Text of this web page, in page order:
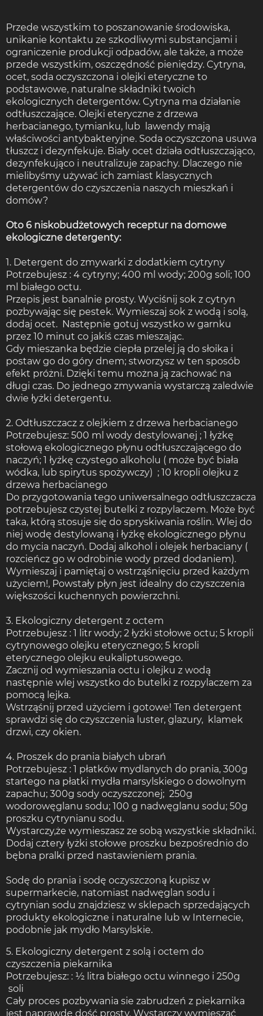
Przede wszystkim to poszanowanie środowiska,
unikanie kontaktu ze szkodliwymi substancjami i
ograniczenie produkcji odpadów, ale także, a może
przede wszystkim, oszczędność pieniędzy. Cytryna,
ocet, soda oczyszczona i olejki eteryczne to
podstawowe, naturalne składniki twoich
ekologicznych detergentów. Cytryna ma działanie
odtłuszczające. Olejki eteryczne z drzewa
herbacianego, tymianku, lub lawendy mają
właściwości antybakteryjne. Soda oczyszczona usuwa
tłuszcz i dezynfekuje. Biały ocet działa odtłuszczająco,
dezynfekująco i neutralizuje zapachy. Dlaczego nie
mielibyśmy używać ich zamiast klasycznych
detergentów do czyszczenia naszych mieszkań i
domów?
Oto 6 niskobudżetowych receptur na domowe
ekologiczne detergenty:
1. Detergent do zmywarki z dodatkiem cytryny
Potrzebujesz : 4 cytryny; 400 ml wody; 200g soli; 100
ml białego octu.
Przepis jest banalnie prosty. Wyciśnij sok z cytryn
pozbywając się pestek. Wymieszaj sok z wodą i solą,
dodaj ocet. Następnie gotuj wszystko w garnku
przez 10 minut co jakiś czas mieszając.
Gdy mieszanka będzie ciepła przelej ją do słoika i
postaw go do góry dnem; stworzysz w ten sposób
efekt próżni. Dzięki temu można ją zachować na
długi czas. Do jednego zmywania wystarczą zaledwie
dwie łyżki detergentu.
2. Odtłuszczacz z olejkiem z drzewa herbacianego
Potrzebujesz: 500 ml wody destylowanej ; 1 łyżkę
stołową ekologicznego płynu odtłuszczającego do
naczyń; 1 łyżkę czystego alkoholu ( może być biała
wódka, lub spirytus spożywczy) ; 10 kropli olejku z
drzewa herbacianego
Do przygotowania tego uniwersalnego odtłuszczacza
potrzebujesz czystej butelki z rozpylaczem. Może być
taka, którą stosuje się do spryskiwania roślin. Wlej do
niej wodę destylowaną i łyżkę ekologicznego płynu
do mycia naczyń. Dodaj alkohol i olejek herbaciany (
rozcieńcz go w odrobinie wody przed dodaniem).
Wymieszaj i pamiętaj o wstrząśnięciu przed każdym
użyciem!, Powstały płyn jest idealny do czyszczenia
większości kuchennych powierzchni.
3. Ekologiczny detergent z octem
Potrzebujesz : 1 litr wody; 2 łyżki stołowe octu; 5 kropli
cytrynowego olejku eterycznego; 5 kropli
eterycznego olejku eukaliptusowego.
Zacznij od wymieszania octu i olejku z wodą
następnie wlej wszystko do butelki z rozpylaczem za
pomocą lejka.
Wstrząśnij przed użyciem i gotowe! Ten detergent
sprawdzi się do czyszczenia luster, glazury, klamek
drzwi, czy okien.
4. Proszek do prania białych ubrań
Potrzebujesz : 1 płatków mydlanych do prania, 300g
startego na płatki mydła marsylskiego o dowolnym
zapachu; 300g sody oczyszczonej; 250g
wodorowęglanu sodu; 100 g nadwęglanu sodu; 50g
proszku cytrynianu sodu.
Wystarczy,że wymieszasz ze sobą wszystkie składniki.
Dodaj cztery łyżki stołowe proszku bezpośrednio do
bębna pralki przed nastawieniem prania.
Sodę do prania i sodę oczyszczoną kupisz w
supermarkecie, natomiast nadwęglan sodu i
cytrynian sodu znajdziesz w sklepach sprzedających
produkty ekologiczne i naturalne lub w Internecie,
podobnie jak mydło Marsylskie.
5. Ekologiczny detergent z solą i octem do
czyszczenia piekarnika
Potrzebujesz: : ½ litra białego octu winnego i 250g
soli
Cały proces pozbywania sie zabrudzeń z piekarnika
jest naprawdę dość prosty. Wystarczy wymieszać